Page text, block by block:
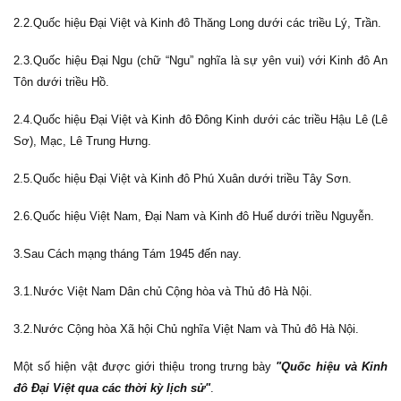
2.2.Quốc hiệu Đại Việt và Kinh đô Thăng Long dưới các triều Lý, Trần.
2.3.Quốc hiệu Đại Ngu (chữ “Ngu” nghĩa là sự yên vui) với Kinh đô An
Tôn dưới triều Hồ.
2.4.Quốc hiệu Đại Việt và Kinh đô Đông Kinh dưới các triều Hậu Lê (Lê
Sơ), Mạc, Lê Trung Hưng.
2.5.Quốc hiệu Đại Việt và Kinh đô Phú Xuân dưới triều Tây Sơn.
2.6.Quốc hiệu Việt Nam, Đại Nam và Kinh đô Huế dưới triều Nguyễn.
3.Sau Cách mạng tháng Tám 1945 đến nay.
3.1.Nước Việt Nam Dân chủ Cộng hòa và Thủ đô Hà Nội.
3.2.Nước Cộng hòa Xã hội Chủ nghĩa Việt Nam và Thủ đô Hà Nội.
Một số hiện vật được giới thiệu trong trưng bày "Quốc hiệu và Kinh
đô Đại Việt qua các thời kỳ lịch sử".